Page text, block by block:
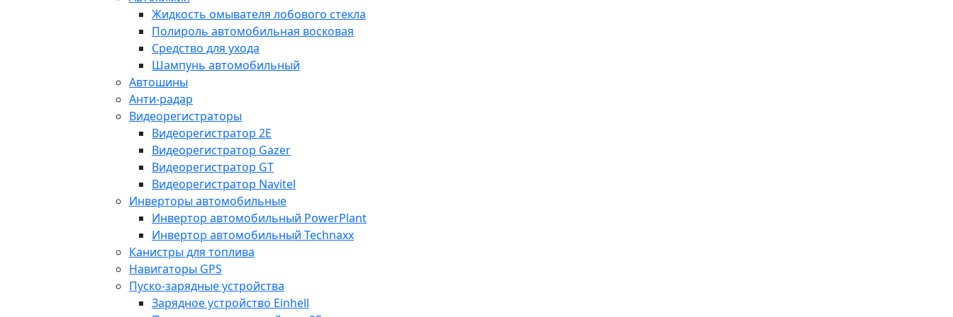
Жидкость омывателя лобового стекла
Полироль автомобильная восковая
Средство для ухода
Шампунь автомобильный
Автошины
Анти-радар
Видеорегистраторы
Видеорегистратор 2E
Видеорегистратор Gazer
Видеорегистратор GT
Видеорегистратор Navitel
Инверторы автомобильные
Инвертор автомобильный PowerPlant
Инвертор автомобильный Technaxx
Канистры для топлива
Навигаторы GPS
Пуско-зарядные устройства
Зарядное устройство Einhell